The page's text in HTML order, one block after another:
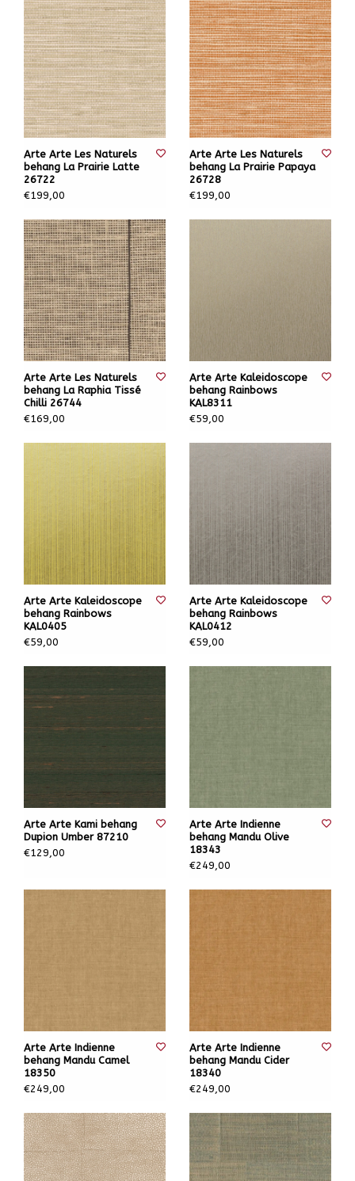
Arte Arte Les Naturels
behang La Prairie Latte
26722
€199,00
Arte Arte Les Naturels
behang La Prairie Papaya
26728
€199,00
Arte Arte Les Naturels
behang La Raphia Tissé
Chilli 26744
€169,00
Arte Arte Kaleidoscope
behang Rainbows
KAL8311
€59,00
Arte Arte Kaleidoscope
behang Rainbows
KAL0405
€59,00
Arte Arte Kaleidoscope
behang Rainbows
KAL0412
€59,00
Arte Arte Kami behang
Dupion Umber 87210
€129,00
Arte Arte Indienne
behang Mandu Olive
18343
€249,00
Arte Arte Indienne
behang Mandu Camel
18350
€249,00
Arte Arte Indienne
behang Mandu Cider
18340
€249,00